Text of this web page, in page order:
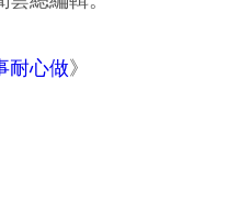
耐心做》